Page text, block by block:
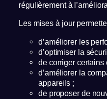
régulièrement à
Les mises à jour
d’améliorer les
d’optimiser la
de corriger certains
d’améliorer la
appareils ;
de proposer de